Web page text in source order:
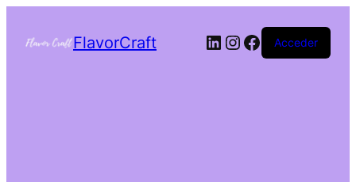
FlavorCraft Acceder